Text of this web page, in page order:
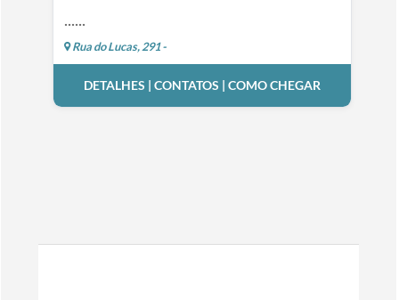
......
Rua do Lucas, 291 -
DETALHES | CONTATOS | COMO CHEGAR